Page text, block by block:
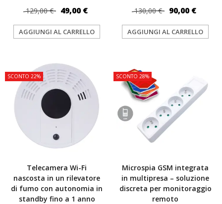
129,00 € 49,00 €
AGGIUNGI AL CARRELLO
130,00 € 90,00 €
AGGIUNGI AL CARRELLO
SCONTO 22%
Telecamera Wi-Fi
nascosta in un rilevatore
di fumo con autonomia in
standby fino a 1 anno
SCONTO 28%
Microspia GSM integrata
in multipresa – soluzione
discreta per monitoraggio
remoto